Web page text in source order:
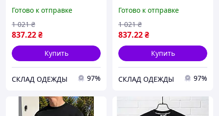
Готово к отправке
837.22₴
1 021 ₴
Купить
СКЛАД ОДЕЖДЫ 97%
Готово к отправке
837.22₴
1 021 ₴
Купить
СКЛАД ОДЕЖДЫ 97%